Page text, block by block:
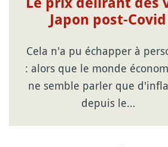
Japon post-Covid
Cela n'a pu échapper à
: alors que le monde
ne semble parler que
depuis le…